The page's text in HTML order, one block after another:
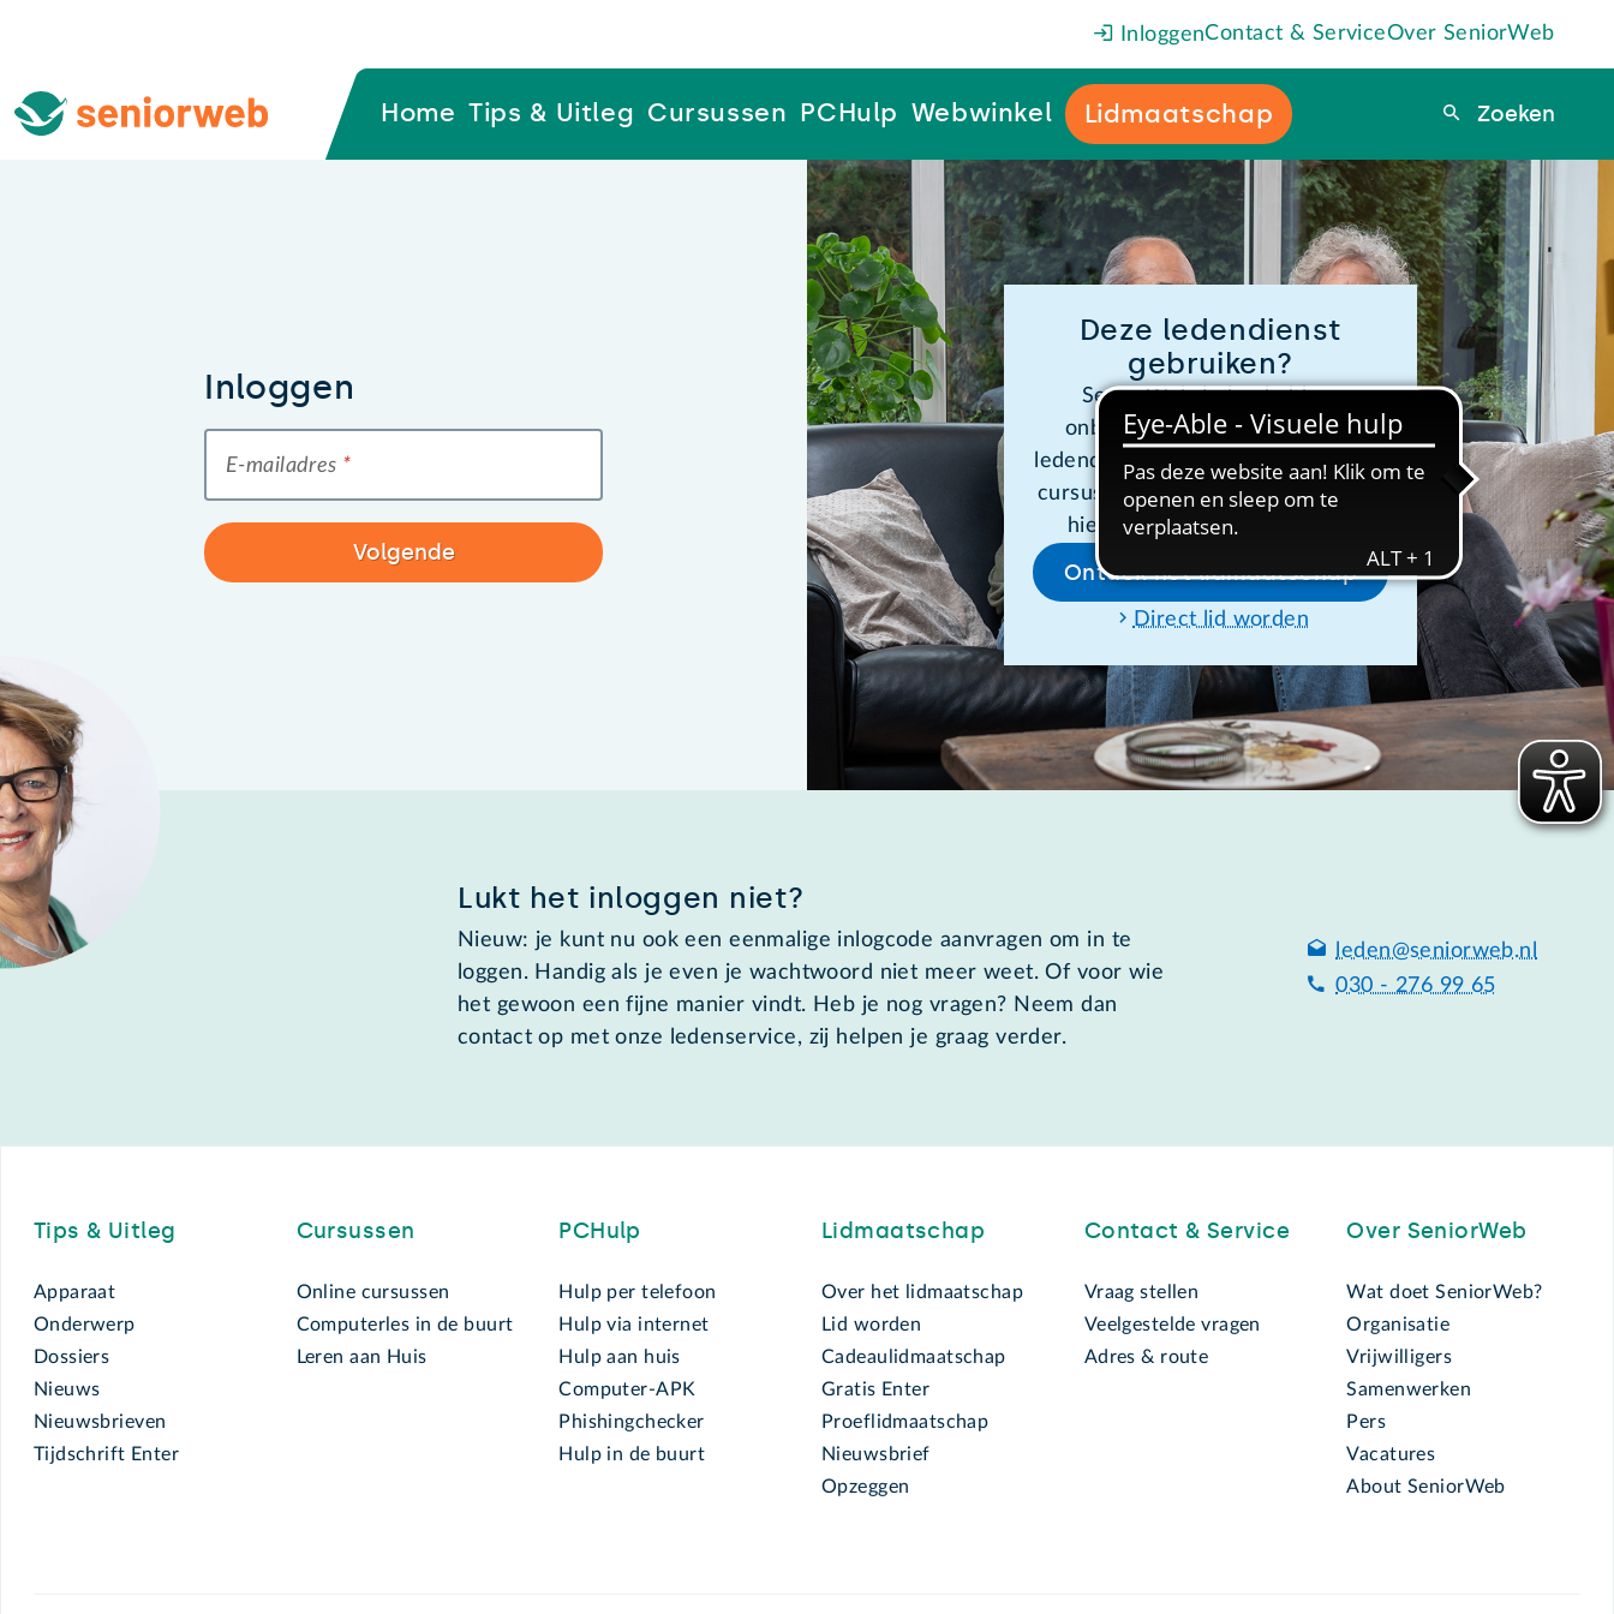
InloggenContact & ServiceOver SeniorWeb
Home Tips & Uitleg Cursussen PCHulp Webwinkel Lidmaatschap Zoeken
Zoeken
Inloggen
E-mailadres *
Volgende
Deze ledendienst
gebruiken?
SeniorWeb-leden hebben
onbeperkt toegang tot online
ledendiensten zoals PCHulp, online
cursussen en de webwinkel. Wil je
hier ook gebruik van maken?
Ontdek het lidmaatschap
Direct lid worden
Lukt het inloggen niet?
Nieuw: je kunt nu ook een eenmalige inlogcode aanvragen om in te
loggen. Handig als je even je wachtwoord niet meer weet. Of voor wie
het gewoon een fijne manier vindt. Heb je nog vragen? Neem dan
contact op met onze ledenservice, zij helpen je graag verder.
leden@seniorweb.nl
030 - 276 99 65
Tips & Uitleg
Apparaat
Onderwerp
Dossiers
Nieuws
Nieuwsbrieven
Tijdschrift Enter
Cursussen
Online cursussen
Computerles in de buurt
Leren aan Huis
PCHulp
Hulp per telefoon
Hulp via internet
Hulp aan huis
Computer-APK
Phishingchecker
Hulp in de buurt
Lidmaatschap
Over het lidmaatschap
Lid worden
Cadeaulidmaatschap
Gratis Enter
Proeflidmaatschap
Nieuwsbrief
Opzeggen
Contact & Service
Vraag stellen
Veelgestelde vragen
Adres & route
Over SeniorWeb
Wat doet SeniorWeb?
Organisatie
Vrijwilligers
Samenwerken
Pers
Vacatures
About SeniorWeb